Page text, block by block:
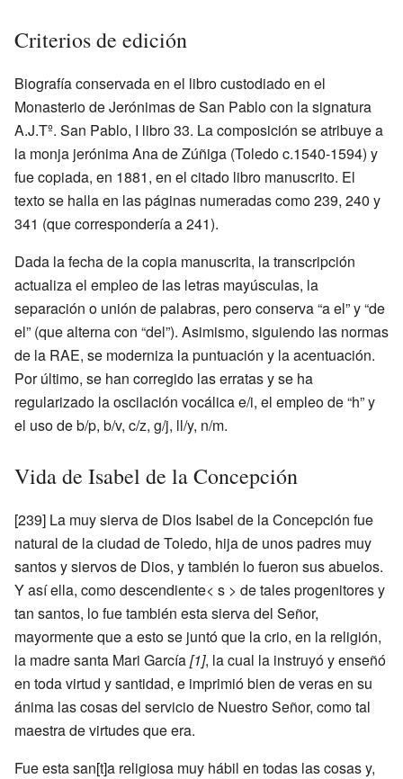
Criterios de edición
Biografía conservada en el libro custodiado en el
Monasterio de Jerónimas de San Pablo con la signatura
A.J.Tº. San Pablo, I libro 33. La composición se atribuye a
la monja jerónima Ana de Zúñiga (Toledo c.1540-1594) y
fue copiada, en 1881, en el citado libro manuscrito. El
texto se halla en las páginas numeradas como 239, 240 y
341 (que correspondería a 241).
Dada la fecha de la copia manuscrita, la transcripción
actualiza el empleo de las letras mayúsculas, la
separación o unión de palabras, pero conserva “a el” y “de
el” (que alterna con “del”). Asimismo, siguiendo las normas
de la RAE, se moderniza la puntuación y la acentuación.
Por último, se han corregido las erratas y se ha
regularizado la oscilación vocálica e/i, el empleo de “h” y
el uso de b/p, b/v, c/z, g/j, ll/y, n/m.
Vida de Isabel de la Concepción
[239] La muy sierva de Dios Isabel de la Concepción fue
natural de la ciudad de Toledo, hija de unos padres muy
santos y siervos de Dios, y también lo fueron sus abuelos.
Y así ella, como descendiente< s > de tales progenitores y
tan santos, lo fue también esta sierva del Señor,
mayormente que a esto se juntó que la crio, en la religión,
la madre santa Mari García[1], la cual la instruyó y enseñó
en toda virtud y santidad, e imprimió bien de veras en su
ánima las cosas del servicio de Nuestro Señor, como tal
maestra de virtudes que era.
Fue esta san[t]a religiosa muy hábil en todas las cosas y,